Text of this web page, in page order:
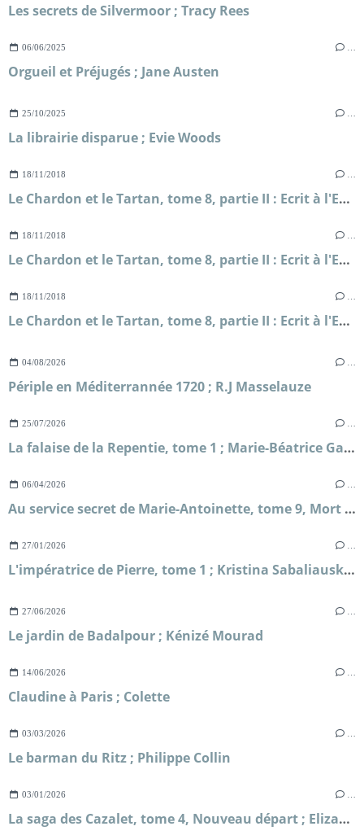
Les secrets de Silvermoor ; Tracy Rees
06/06/2025
Orgueil et Préjugés ; Jane Austen
25/10/2025
La librairie disparue ; Evie Woods
18/11/2018
Le Chardon et le Tartan, tome 8, partie II : Ecrit à l'Encre de mon Coeur ; Diana Gabaldon
18/11/2018
Le Chardon et le Tartan, tome 8, partie II : Ecrit à l'Encre de mon Coeur ; Diana Gabaldon
18/11/2018
Le Chardon et le Tartan, tome 8, partie II : Ecrit à l'Encre de mon Coeur ; Diana Gabaldon
04/08/2026
Périple en Méditerrannée 1720 ; R.J Masselauze
25/07/2026
La falaise de la Repentie, tome 1 ; Marie-Béatrice Gauvin
06/04/2026
Au service secret de Marie-Antoinette, tome 9, Mort sur le fil ; Frédéric Lenormand
27/01/2026
L'impératrice de Pierre, tome 1 ; Kristina Sabaliauskaitė
27/06/2026
Le jardin de Badalpour ; Kénizé Mourad
14/06/2026
Claudine à Paris ; Colette
03/03/2026
Le barman du Ritz ; Philippe Collin
03/01/2026
La saga des Cazalet, tome 4, Nouveau départ ; Elizabeth Jane Howard